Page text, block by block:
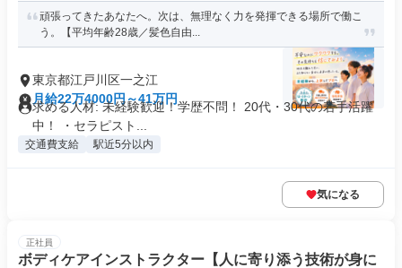
頑張ってきたあなたへ。次は、無理なく力を発揮できる場所で働こ
う。【平均年齢28歳／髪色自由...
東京都江戸川区一之江
月給22万4000円～41万円
求める人材: 未経験歓迎！学歴不問！ 20代・30代の若手活躍
中！ ・セラピスト...
交通費支給 駅近5分以内
気になる
正社員
ボディケアインストラクター【人に寄り添う技術が身に